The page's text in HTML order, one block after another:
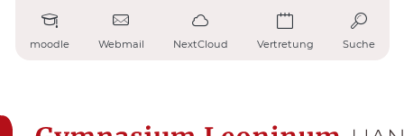
moodle Webmail NextCloud Vertretung Suche